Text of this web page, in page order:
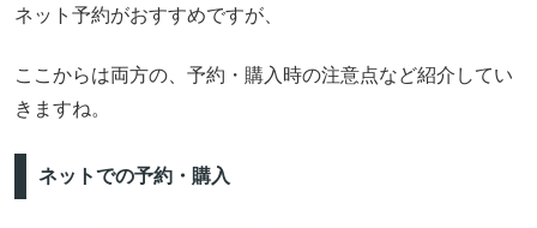
ネット予約がおすすめですが、
ここからは両方の、予約・購入時の注意点など紹介してい
きますね。
ネットでの予約・購入